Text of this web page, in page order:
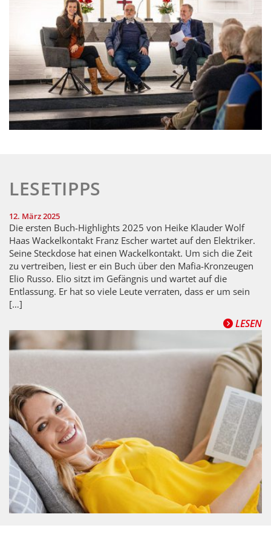
LESETIPPS
12. März 2025
Die ersten Buch-Highlights 2025 von Heike Klauder Wolf
Haas Wackelkontakt Franz Escher wartet auf den Elektriker.
Seine Steckdose hat einen Wackelkontakt. Um sich die Zeit
zu vertreiben, liest er ein Buch über den Mafia-Kronzeugen
Elio Russo. Elio sitzt im Gefängnis und wartet auf die
Entlassung. Er hat so viele Leute verraten, dass er um sein
[…]
LESEN